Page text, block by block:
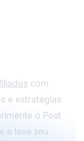
com
e estratégias
o Post
e leve seu